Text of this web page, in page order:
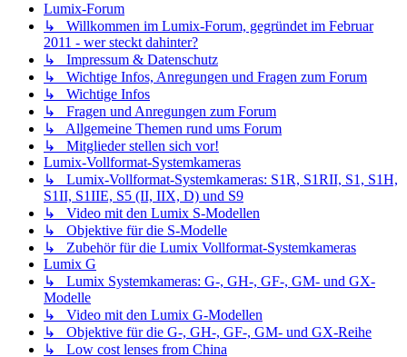
Lumix-Forum
↳ Willkommen im Lumix-Forum, gegründet im Februar
2011 - wer steckt dahinter?
↳ Impressum & Datenschutz
↳ Wichtige Infos, Anregungen und Fragen zum Forum
↳ Wichtige Infos
↳ Fragen und Anregungen zum Forum
↳ Allgemeine Themen rund ums Forum
↳ Mitglieder stellen sich vor!
Lumix-Vollformat-Systemkameras
↳ Lumix-Vollformat-Systemkameras: S1R, S1RII, S1, S1H,
S1II, S1IIE, S5 (II, IIX, D) und S9
↳ Video mit den Lumix S-Modellen
↳ Objektive für die S-Modelle
↳ Zubehör für die Lumix Vollformat-Systemkameras
Lumix G
↳ Lumix Systemkameras: G-, GH-, GF-, GM- und GX-
Modelle
↳ Video mit den Lumix G-Modellen
↳ Objektive für die G-, GH-, GF-, GM- und GX-Reihe
↳ Low cost lenses from China